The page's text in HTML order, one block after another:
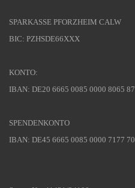
SPARKASSE PFORZHEIM CALW
BIC: PZHSDE66XXX
KONTO:
IBAN: DE20 6665 0085 0000 8065 87
SPENDENKONTO
IBAN: DE45 6665 0085 0000 7177 70